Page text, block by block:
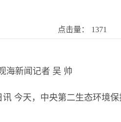
点击量： 1371
海新闻记者 吴 帅
讯 今天，中央第二生态环境